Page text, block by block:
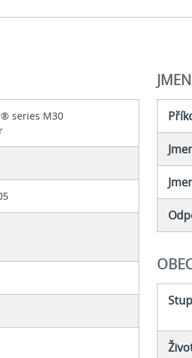
series M30